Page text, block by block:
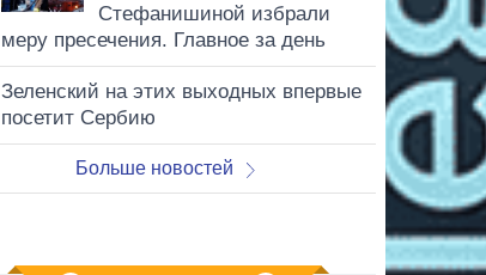
Стефанишиной избрали
меру пресечения. Главное за день
Зеленский на этих выходных впервые
посетит Сербию
Больше новостей